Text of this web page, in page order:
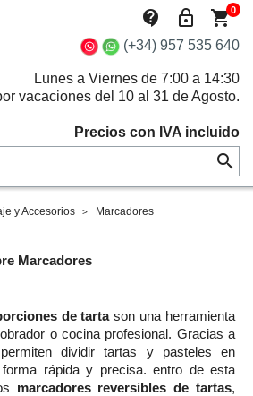
contact_support lock_outline shopping_cart0

(+34) 957 535 640
Lunes a Viernes de 7:00 a 14:30
vacaciones del 10 al 31 de Agosto.
Precios con IVA incluido
y Accesorios Marcadores
Marcadores
de tartason una herramienta
o cocina profesional. Gracias a
dividir tartas y pasteles en
rápida y precisa. entro de esta
marcadores reversibles de tartas,